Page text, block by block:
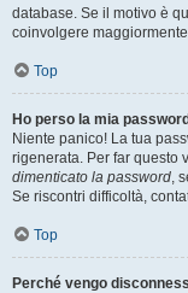
database. Se il motivo è
coinvolgere
Top
Ho perso la mia
Niente panico! La tua
rigenerata. Per far questo
dimenticato la password,
Se riscontri difficoltà,
Top
Perché vengo